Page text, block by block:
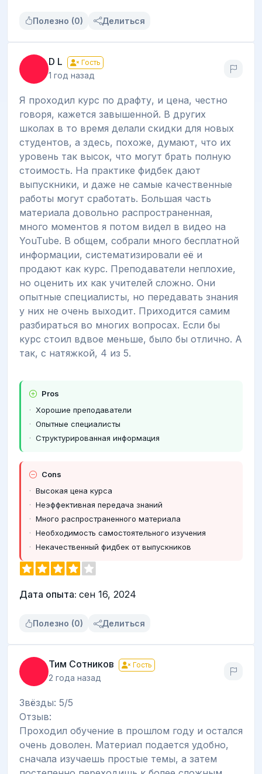
Полезно (0) Делиться
D L Гость
1 год назад
Я проходил курс по драфту, и цена, честно
говоря, кажется завышенной. В других
школах в то время делали скидки для новых
студентов, а здесь, похоже, думают, что их
уровень так высок, что могут брать полную
стоимость. На практике фидбек дают
выпускники, и даже не самые качественные
работы могут сработать. Большая часть
материала довольно распространенная,
много моментов я потом видел в видео на
YouTube. В общем, собрали много бесплатной
информации, систематизировали её и
продают как курс. Преподаватели неплохие,
но оценить их как учителей сложно. Они
опытные специалисты, но передавать знания
у них не очень выходит. Приходится самим
разбираться во многих вопросах. Если бы
курс стоил вдвое меньше, было бы отлично. А
так, с натяжкой, 4 из 5.
Pros
Хорошие преподаватели
Опытные специалисты
Структурированная информация
Cons
Высокая цена курса
Неэффективная передача знаний
Много распространенного материала
Необходимость самостоятельного изучения
Некачественный фидбек от выпускников
Дата опыта: сен 16, 2024
Полезно (0) Делиться
Тим Сотников Гость
2 года назад
Звёзды: 5/5
Отзыв:
Проходил обучение в прошлом году и остался
очень доволен. Материал подается удобно,
сначала изучаешь простые темы, а затем